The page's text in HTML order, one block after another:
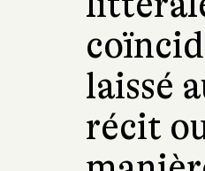
laissé
récit